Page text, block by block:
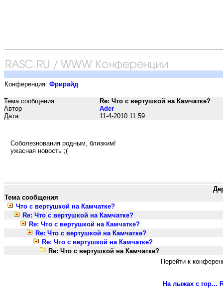
Конференция: Фрирайд
Тема сообщения
Re: Что с вертушкой на Камчатке?
Автор
Ader
Дата
11-4-2010 11:59
Соболезнования родным, близким!
ужасная новость ;(
Тема сообщения
Что с вертушкой на Камчатке?
Re: Что с вертушкой на Камчатке?
Re: Что с вертушкой на Камчатке?
Re: Что с вертушкой на Камчатке?
Re: Что с вертушкой на Камчатке?
Re: Что с вертушкой на Камчатке?
Перейти к
На лыжах с гор...